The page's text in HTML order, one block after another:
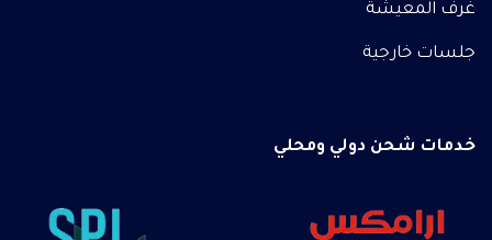
غرف المعيشة
جلسات خارجية
خدمات شحن دولي ومحلي